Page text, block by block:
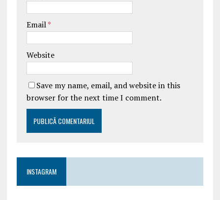
Email*
Website
Save my name, email, and website in this
browser for the next time I comment.
INSTAGRAM